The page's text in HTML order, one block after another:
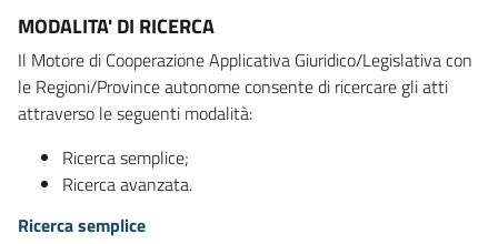
MODALITA' DI RICERCA
Il Motore di Cooperazione Applicativa Giuridico/Legislativa con
le Regioni/Province autonome consente di ricercare gli atti
attraverso le seguenti modalità:
Ricerca semplice;
Ricerca avanzata.
Ricerca semplice